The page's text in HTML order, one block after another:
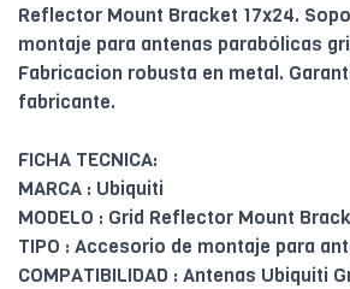
Reflector Mount Bracket 17x24.
montaje para antenas parabólicas
Fabricacion robusta en metal.
fabricante.
FICHA TECNICA:
MARCA : Ubiquiti
MODELO : Grid Reflector Mount
TIPO : Accesorio de montaje para
COMPATIBILIDAD : Antenas Ubiquiti